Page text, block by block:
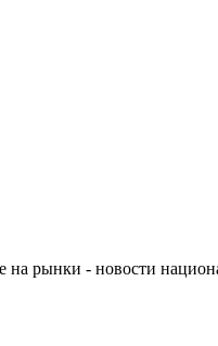
на рынки - новости